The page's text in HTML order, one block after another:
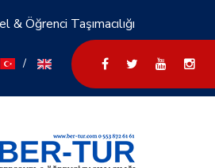
& Öğrenci Taşımacılığı